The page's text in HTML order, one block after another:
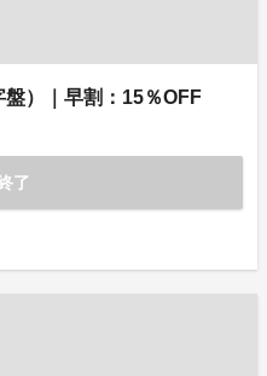
）｜早割：15％OFF
了